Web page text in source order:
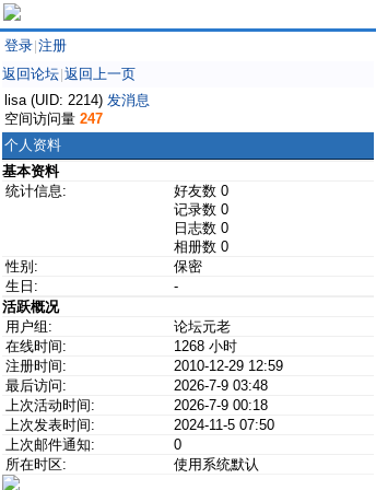
登录 注册
返回论坛 返回上一页
lisa (UID: 2214) 发消息
空间访问量 247
个人资料
基本资料
统计信息:
好友数 0
记录数 0
日志数 0
相册数 0
性别:
保密
生日:
-
活跃概况
用户组:
论坛元老
在线时间:
1268 小时
注册时间:
2010-12-29 12:59
最后访问:
2026-7-9 03:48
上次活动时间:
2026-7-9 00:18
上次发表时间:
2024-11-5 07:50
上次邮件通知:
0
所在时区:
使用系统默认